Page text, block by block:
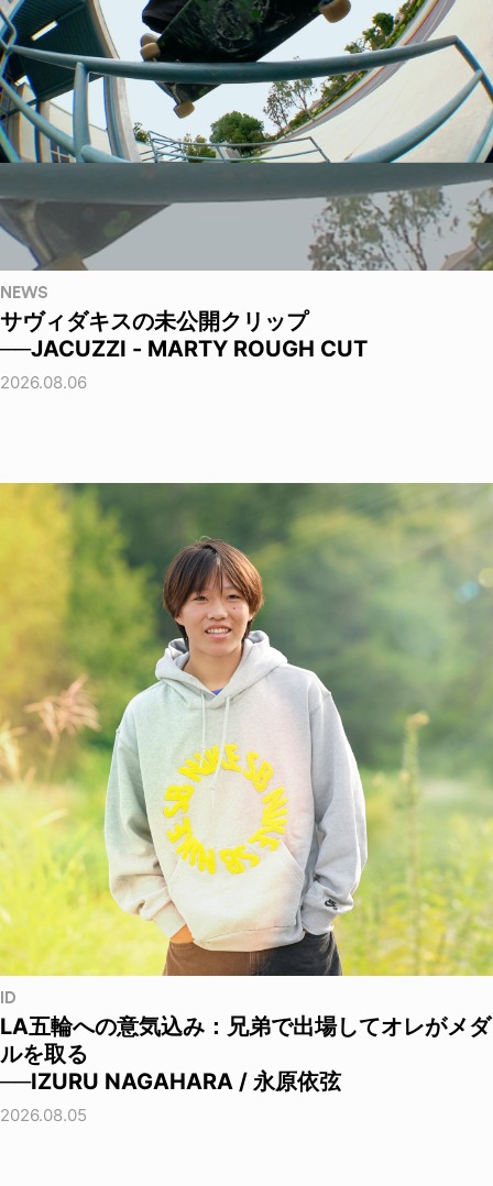
NEWS
サヴィダキスの未公開クリップ
──JACUZZI - MARTY ROUGH CUT
2026.08.06
ID
LA五輪への意気込み：兄弟で出場してオレがメダ
ルを取る
──IZURU NAGAHARA / 永原依弦
2026.08.05